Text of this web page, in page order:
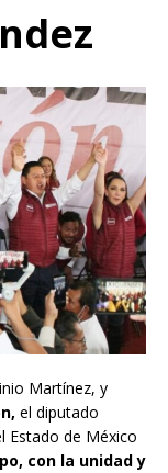
Martínez, y
el diputado
Estado de México
con la unidad y